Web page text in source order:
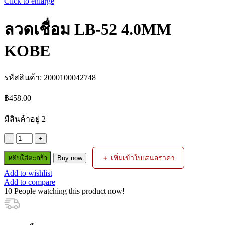
ลวดเชื่อม LB-52 4.0MM
KOBE
รหัสสินค้า: 2000100042748
฿458.00
มีสินค้าอยู่ 2
จำนวน
ลวด
เชื่อม
LB-
52
4.0MM
KOBE
หยิบใส่ตะกร้า Buy now ＋ เพิ่มเข้าใบเสนอราคา
Add to wishlist
Add to compare
10 People watching this product now!